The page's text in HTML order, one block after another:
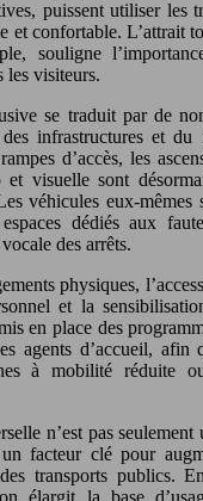
puissent utiliser les
et confortable. L’attrait
souligne
les visiteurs.
se traduit par de
infrastructures et du
d’accès, les
et visuelle sont
véhicules eux-mêmes
dédiés aux
des arrêts.
physiques,
et la
en place des
agents d’accueil, afin
à mobilité réduite
n’est pas seulement
facteur clé pour
transports publics.
élargit la base